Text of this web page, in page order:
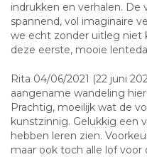
indrukken en verhalen. De
spannend, vol imaginaire
we echt zonder uitleg niet
deze eerste, mooie
Rita 04/06/2021 (22 juni
aangename wandeling
Prachtig, moeilijk wat de
kunstzinnig. Gelukkig een
hebben leren zien.
maar ook toch alle lof